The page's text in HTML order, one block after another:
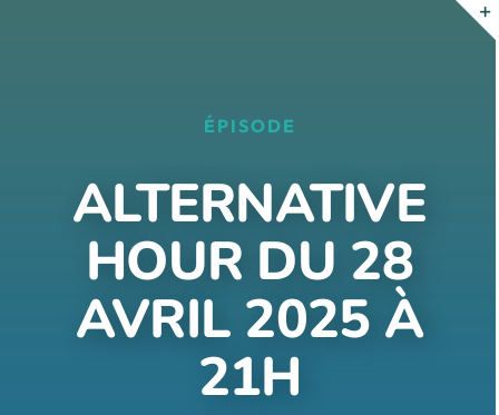
ÉPISODE
ALTERNATIVE
HOUR DU 28
AVRIL 2025 À
21H